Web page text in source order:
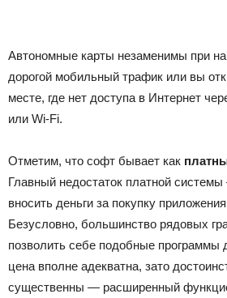
Автономные карты незаменимы при
дорогой мобильный трафик или вы
месте, где нет доступа в Интернет
или Wi-Fi.
Отметим, что софт бывает как
Главный недостаток платной
вносить деньги за покупку
Безусловно, большинство рядовых
позволить себе подобные программы
цена вполне адекватна, зато
существенны — расширенный